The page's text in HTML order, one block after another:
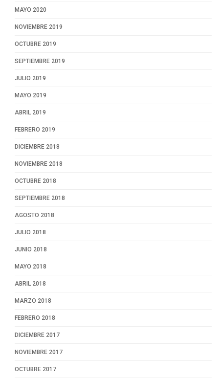
MAYO 2020
NOVIEMBRE 2019
OCTUBRE 2019
SEPTIEMBRE 2019
JULIO 2019
MAYO 2019
ABRIL 2019
FEBRERO 2019
DICIEMBRE 2018
NOVIEMBRE 2018
OCTUBRE 2018
SEPTIEMBRE 2018
AGOSTO 2018
JULIO 2018
JUNIO 2018
MAYO 2018
ABRIL 2018
MARZO 2018
FEBRERO 2018
DICIEMBRE 2017
NOVIEMBRE 2017
OCTUBRE 2017